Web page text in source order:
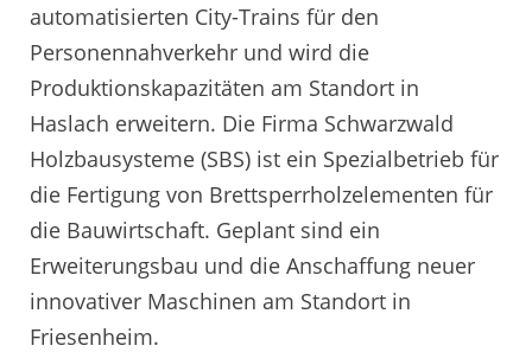
automatisierten City-Trains für den
Personennahverkehr und wird die
Produktionskapazitäten am Standort in
Haslach erweitern. Die Firma Schwarzwald
Holzbausysteme (SBS) ist ein Spezialbetrieb für
die Fertigung von Brettsperrholzelementen für
die Bauwirtschaft. Geplant sind ein
Erweiterungsbau und die Anschaffung neuer
innovativer Maschinen am Standort in
Friesenheim.